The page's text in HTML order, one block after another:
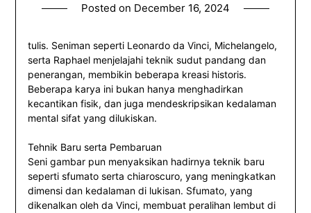
Posted on December 16, 2024
tulis. Seniman seperti Leonardo da Vinci, Michelangelo,
serta Raphael menjelajahi teknik sudut pandang dan
penerangan, membikin beberapa kreasi historis.
Beberapa karya ini bukan hanya menghadirkan
kecantikan fisik, dan juga mendeskripsikan kedalaman
mental sifat yang dilukiskan.
Tehnik Baru serta Pembaruan
Seni gambar pun menyaksikan hadirnya teknik baru
seperti sfumato serta chiaroscuro, yang meningkatkan
dimensi dan kedalaman di lukisan. Sfumato, yang
dikenalkan oleh da Vinci, membuat peralihan lembut di